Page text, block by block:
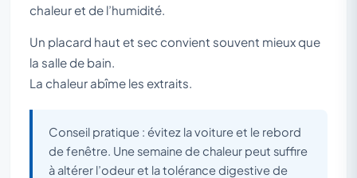
chaleur et de l’humidité.
Un placard haut et sec convient souvent mieux que
la salle de bain.
La chaleur abîme les extraits.
Conseil pratique : évitez la voiture et le rebord
de fenêtre. Une semaine de chaleur peut suffire
à altérer l’odeur et la tolérance digestive de